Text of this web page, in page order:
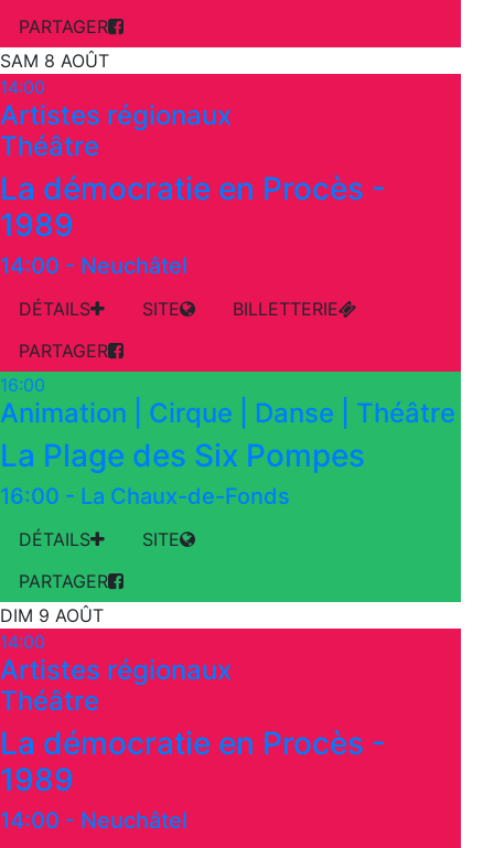
PARTAGER
SAM 8 AOÛT
14:00
Artistes régionaux
Théâtre
La démocratie en Procès -
1989
14:00 - Neuchâtel
DÉTAILS SITE
BILLETTERIE
PARTAGER
16:00
Animation | Cirque | Danse | Théâtre
La Plage des Six Pompes
16:00 - La Chaux-de-Fonds
DÉTAILS
SITE
PARTAGER
DIM 9 AOÛT
14:00
Artistes régionaux
Théâtre
La démocratie en Procès -
1989
14:00 - Neuchâtel